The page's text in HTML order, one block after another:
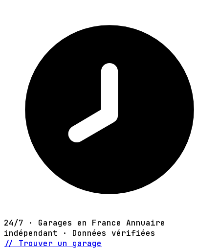
24/7 · Garages en France Annuaire
indépendant · Données vérifiées
// Trouver un garage